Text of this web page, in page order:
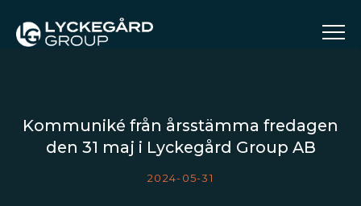
Kommuniké från årsstämma fredagen
den 31 maj i Lyckegård Group AB
2024-05-31